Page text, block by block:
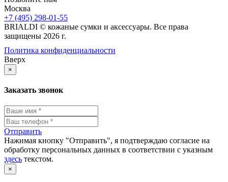
Москва
+7 (495) 298-01-55
BRIALDI © кожаные сумки и аксессуары. Все права
защищены 2026 г.
Политика конфиденциальности
Вверх
×
Заказать звонок
Отправить
Нажимая кнопку "Отправить", я подтверждаю согласие на
обработку персональных данных в соответствии с указным
здесь текстом.
×